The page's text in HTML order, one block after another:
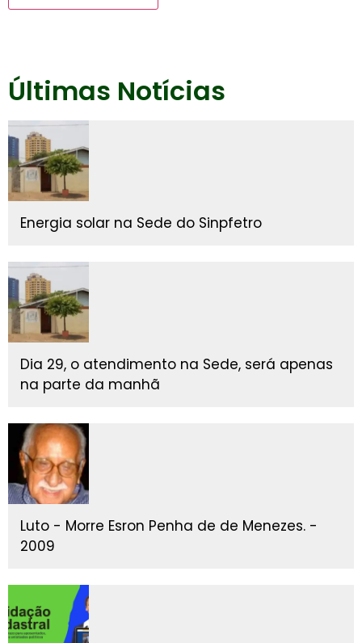
Últimas Notícias
Energia solar na Sede do Sinpfetro
Dia 29, o atendimento na Sede, será apenas
na parte da manhã
Luto - Morre Esron Penha de de Menezes. -
2009